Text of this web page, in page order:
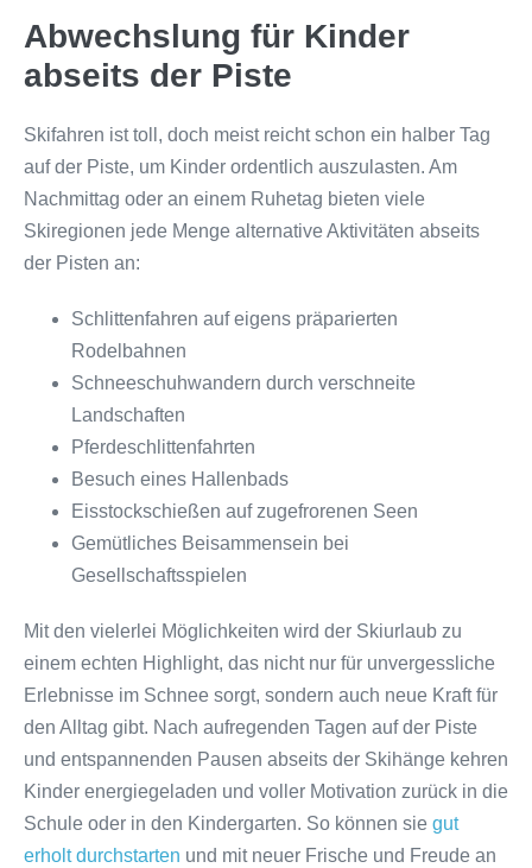
Abwechslung für Kinder
abseits der Piste
Skifahren ist toll, doch meist reicht schon ein halber Tag
auf der Piste, um Kinder ordentlich auszulasten. Am
Nachmittag oder an einem Ruhetag bieten viele
Skiregionen jede Menge alternative Aktivitäten abseits
der Pisten an:
Schlittenfahren auf eigens präparierten
Rodelbahnen
Schneeschuhwandern durch verschneite
Landschaften
Pferdeschlittenfahrten
Besuch eines Hallenbads
Eisstockschießen auf zugefrorenen Seen
Gemütliches Beisammensein bei
Gesellschaftsspielen
Mit den vielerlei Möglichkeiten wird der Skiurlaub zu
einem echten Highlight, das nicht nur für unvergessliche
Erlebnisse im Schnee sorgt, sondern auch neue Kraft für
den Alltag gibt. Nach aufregenden Tagen auf der Piste
und entspannenden Pausen abseits der Skihänge kehren
Kinder energiegeladen und voller Motivation zurück in die
Schule oder in den Kindergarten. So können sie gut
erholt durchstarten und mit neuer Frische und Freude an